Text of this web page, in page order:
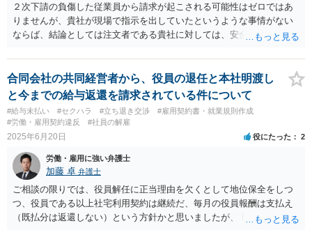
２次下請の負傷した従業員から請求が起こされる可能性はゼロではあ
りませんが、貴社が現場で指示を出していたというような事情がない
ならば、結論としては注文者である貴社に対しては、安全配慮義務違
反とは、要は落ち度があるか、という話です。法律的にはこれを過失
や注意義務違反という言葉で表現しますが、過失が認められるために
は①起きた危険（薬傷災害）に対する具体的な予見可能性、②結果回
避可能性（何らかのアクションを起こせば危険を避けることができた
のにそれをしなかったか）、③期待可能性（そのようなアクションを
起こすことが期待できたか）という要素が揃って居なければいけませ
負業者側の領分ですので、①があったとしても②ないし③はない、と
いうことになるのではないかと思います。 ただし、労働安全衛生法3
条3項には、「建設工事の注文者その他の仕事を他人に請け負わせる者
は、施工方法、作業方法、工期、納期等について、安全で衛生的な作
業の遂行を損なうおそれのある条件を付さないように配慮しなければ
合同会社の共同経営者から、役員の退任と本社明渡し
と今までの給与返還を請求されている件について
#給与未払い #セクハラ #立ち退き交渉
#雇用契約書・就業規則作成
#労働・雇用契約違反
#社員の解雇
2025年6月20日 役にたった 2
労働・雇用に強い弁護士
加藤 卓 弁護士
ご相談の限りでは、役員解任に正当理由を欠くとして地位保全をしつ
つ、役員である以上社宅利用契約は継続だ、毎月の役員報酬は支払え
（既払分は返還しない）という方針かと思いましたが、 既に訴訟を提